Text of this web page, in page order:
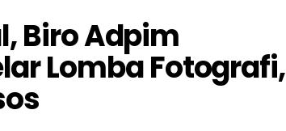
Biro Adpim
Lomba Fotografi,